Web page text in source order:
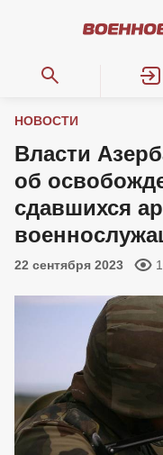
НОВОСТИ
Власти
об
сдавшихся
22 сентября 2023